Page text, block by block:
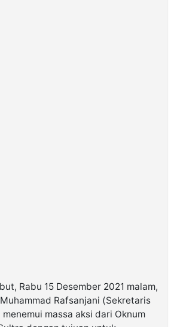
Rabu 15 Desember 2021 malam,
Rafsanjani (Sekretaris
massa aksi dari Oknum